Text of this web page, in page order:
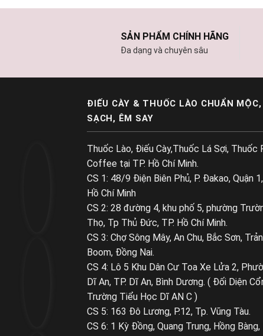
SẢN PHẨM CHÍNH HÃNG
Đa dạng và chuyên sâu
ĐIẾU CÀY & THUỐC LÀO CHUẨN MỘC,
SẠCH, ÊM SAY
Thuốc Lào, Điếu Cày,Thuốc Lá Sợi, Thuốc
Coffee tại TP. Hồ Chí Minh.
CS 1: 48/9 Điện Biên Phủ, P. Đakao, Quận
Hồ Chí Minh
CS 2: 28 đường 4, khu phố 5, phường
Thọ, Tp Thủ Đức, TP. Hồ Chí Minh.
CS 3: Chợ Sông Mây, An Chu, Bắc Sơn,
Boom, Đồng Nai.
CS 4: Lô 5 Khu Dân Cư Toa Xe Lửa 2,
Dĩ An, TP. Dĩ An, Bình Dương. ( Đối Diện
Trường Tiểu Học Dĩ AN C )
CS 5: 163 Đô Lương, P.12, Tp. Vũng Tàu.
CS 6: 1 Kỳ Đồng, Quang Trung, Hồng Bàng,